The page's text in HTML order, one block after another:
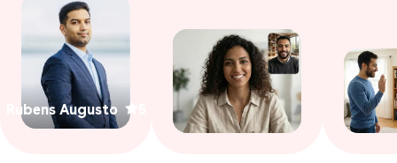
Rubens Augusto